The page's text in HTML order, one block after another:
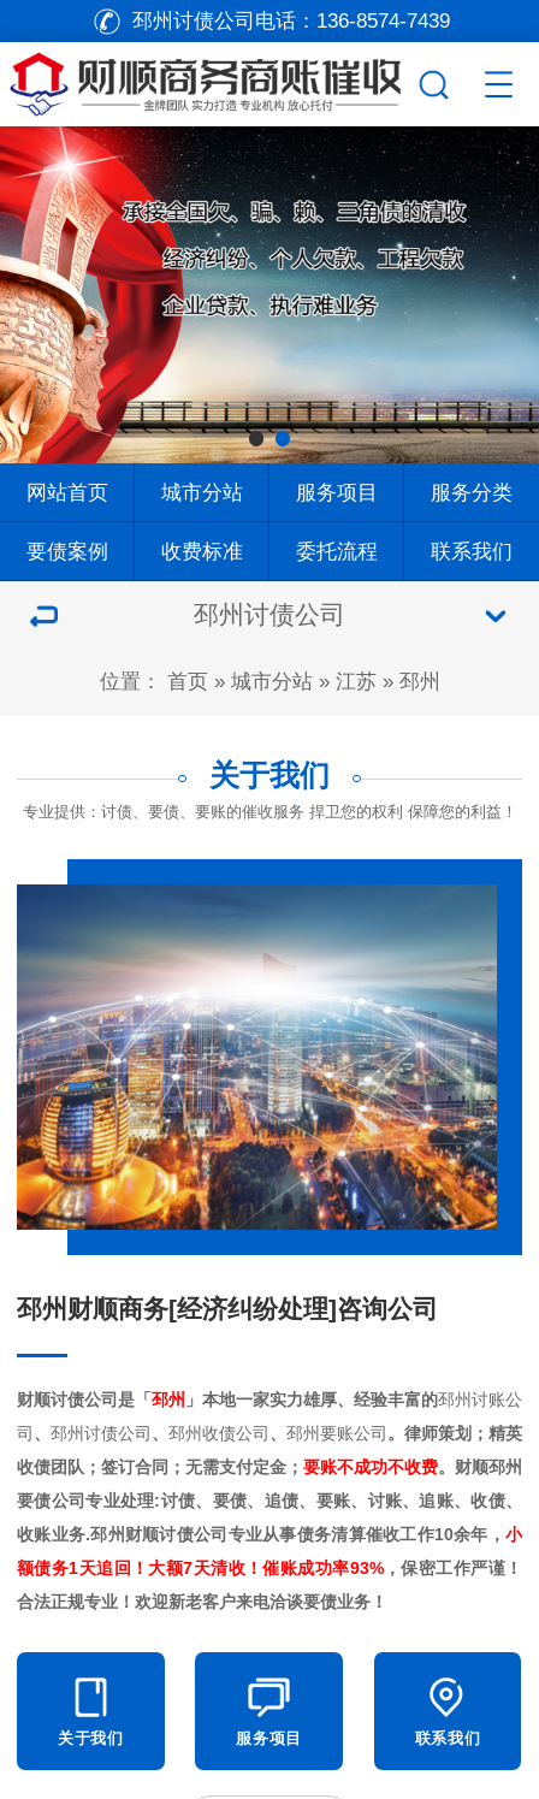
网站首页 城市分站 服务项目 服务分类
要债案例 收费标准 委托流程 联系我们
邳州讨债公司电话： 136-8574-7439
邳州讨债公司
位置： 首页» 城市分站» 江苏» 邳州
关于我们
专业提供：讨债、要债、要账的催收服务 捍卫您的权利 保障您的利益！
邳州财顺商务[经济纠纷处理]咨询公司
财顺讨债公司是「 邳州 」本地一家实力雄厚、经验丰富的邳州讨账公
司 、 邳州讨债公司 、 邳州收债公司 、 邳州要账公司 。律师策划；精英
收债团队；签订合同；无需支付定金； 要账不成功不收费。财顺邳州
要债公司专业处理:讨债、要债、追债、要账、讨账、追账、收债、
收账业务.邳州财顺讨债公司专业从事债务清算催收工作10余年， 小
额债务1天追回！大额7天清收！催账成功率93%，保密工作严谨！
合法正规专业！欢迎新老客户来电洽谈要债业务！
关于我们 服务项目 联系我们